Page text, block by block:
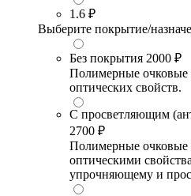
1.6 ₽
Выберите покрытие/
Без покрытия 2000 ₽
Полимерные
оптических свойств.
С просветляющим
2700 ₽
Полимерные
оптическими
упрочняющему и